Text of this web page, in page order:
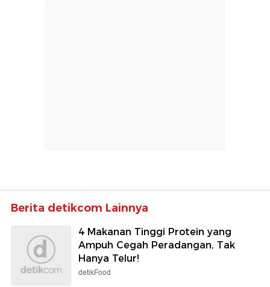
Berita detikcom Lainnya
4 Makanan Tinggi Protein yang
Ampuh Cegah Peradangan, Tak
Hanya Telur!
detikFood